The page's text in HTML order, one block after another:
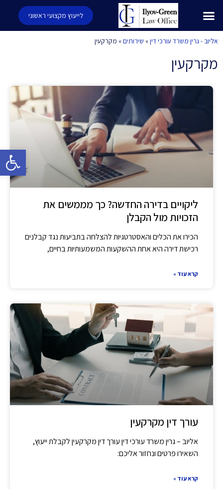
פתח
לייעוץ מקצועי ראשוני
אליוב - גרין משרד עורכי דין» שירותים» מקרקעין
מקרקעין
ליקויים בדירה החדשה? כך מממשים את
הזכויות מול הקבלן
הכירו את הכלים והאסטרטגיות להצלחה בתביעות נגד קבלנים
רכישת דירה היא אחת ההשקעות המשמעותיות בחיים,
קרא עוד »
עורך דין מקרקעין
אליוב – גרין משרד עורכי דין עורך דין מקרקעין לקבלת ייעוץ,
השאירו פרטים ונחזור אליכם:
קרא עוד »